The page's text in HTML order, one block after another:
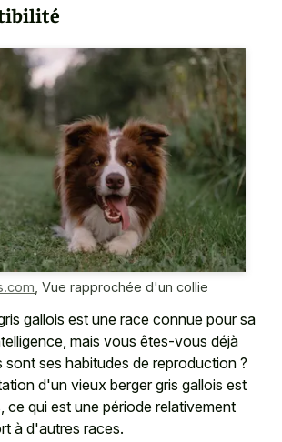
Vue rapprochée d'un collie
gallois est une race connue pour sa
mais vous êtes-vous déjà
sont ses habitudes de reproduction ?
d'un vieux berger gris gallois est
ce qui est une période relativement
à d'autres races.